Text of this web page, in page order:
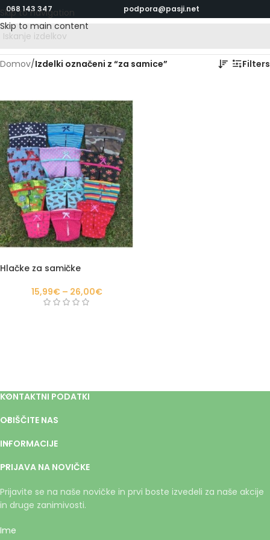
Skip to navigation
Skip to main content
068 143 347 podpora@pasji.net
Domov/Izdelki označeni z “za samice” Filters
Hlačke za samičke
15,99€ – 26,00€
KONTAKTNI PODATKI
OBIŠČITE NAS
INFORMACIJE
PRIJAVA NA NOVIČKE
Prijavite se na naše novičke in prvi boste izvedeli za naše akcije
in druge zanimivosti.
Ime